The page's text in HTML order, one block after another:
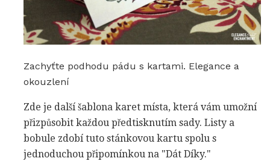
Zachyťte podhodu pádu s kartami. Elegance a
okouzlení
Zde je další šablona karet místa, která vám umožní
přizpůsobit každou předtisknutím sady. Listy a
bobule zdobí tuto stánkovou kartu spolu s
jednoduchou připomínkou na "Dát Díky."